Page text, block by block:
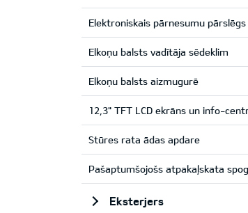
Elektroniskais pārnesumu
Elkoņu balsts vadītāja sēdeklim
Elkoņu balsts aizmugurē
12,3" TFT LCD ekrāns un info-
Stūres rata ādas apdare
Pašaptumšojošs atpakaļskata
Eksterjers